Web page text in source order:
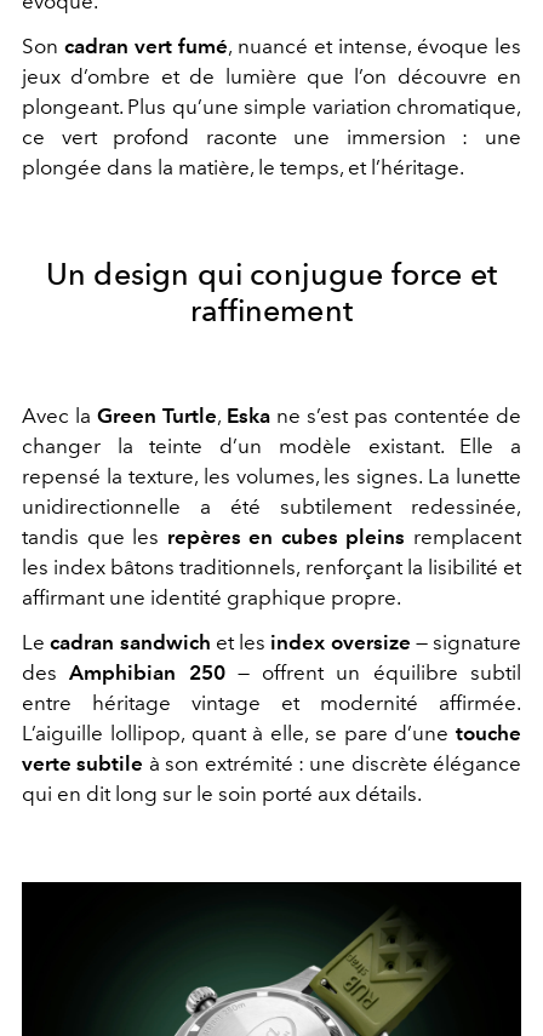
Son cadran vert fumé, nuancé et intense, évoque les
jeux d’ombre et de lumière que l’on découvre en
plongeant. Plus qu’une simple variation chromatique,
ce vert profond raconte une immersion : une
plongée dans la matière, le temps, et l’héritage.
Un design qui conjugue force et
raffinement
Avec la Green Turtle, Eska ne s’est pas contentée de
changer la teinte d’un modèle existant. Elle a
repensé la texture, les volumes, les signes. La lunette
unidirectionnelle a été subtilement redessinée,
tandis que les repères en cubes pleins remplacent
les index bâtons traditionnels, renforçant la lisibilité et
affirmant une identité graphique propre.
Lecadran sandwich et les index oversize — signature
desAmphibian 250— offrent un équilibre subtil
entre héritage vintage et modernité affirmée.
L’aiguille lollipop, quant à elle, se pare d’une touche
verte subtile à son extrémité : une discrète élégance
qui en dit long sur le soin porté aux détails.